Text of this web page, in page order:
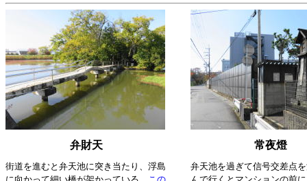
弁財天 常夜燈
街道を進むと弁天池に突き当たり、浮島
弁天池を過ぎて信号交差点